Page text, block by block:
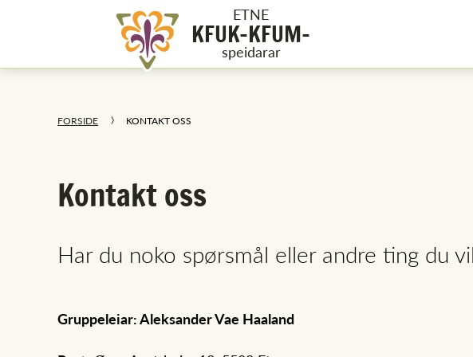
ETNE
KFUK-KFUM-
speidarar
FORSIDE KONTAKT OSS
Kontakt oss
Har du noko spørsmål eller andre ting du
Gruppeleiar: Aleksander Vae Haaland